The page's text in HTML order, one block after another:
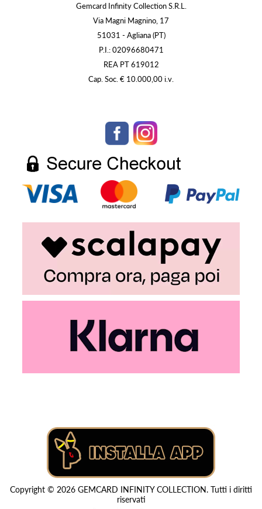
Gemcard Infinity Collection S.R.L.
Via Magni Magnino, 17
51031 - Agliana (PT)
P.I.: 02096680471
REA PT 619012
Cap. Soc. € 10.000,00 i.v.
Copyright © 2026 GEMCARD INFINITY COLLECTION. Tutti i diritti
riservati